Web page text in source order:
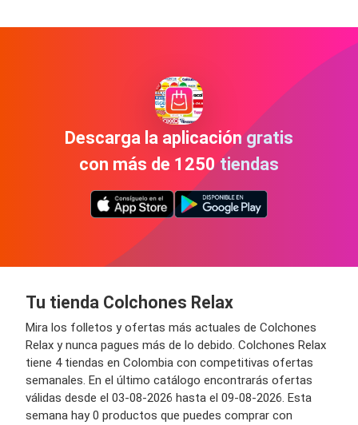
Descarga la aplicación gratis
con más de 1250 tiendas
Tu tienda Colchones Relax
Mira los folletos y ofertas más actuales de Colchones
Relax y nunca pagues más de lo debido. Colchones Relax
tiene 4 tiendas en Colombia con competitivas ofertas
semanales. En el último catálogo encontrarás ofertas
válidas desde el 03-08-2026 hasta el 09-08-2026. Esta
semana hay 0 productos que puedes comprar con